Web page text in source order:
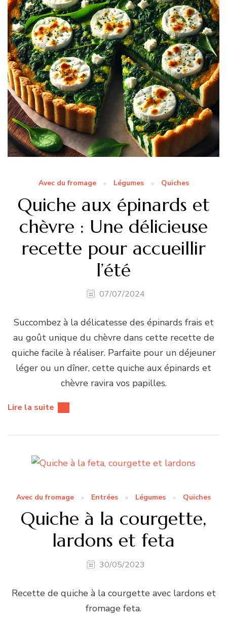
Avec du fromage Légumes Quiches
Quiche aux épinards et
chèvre : Une délicieuse
recette pour accueillir
l’été
07/07/2024
Succombez à la délicatesse des épinards frais et
au goût unique du chèvre dans cette recette de
quiche facile à réaliser. Parfaite pour un déjeuner
léger ou un dîner, cette quiche aux épinards et
chèvre ravira vos papilles.
Lire la suite
Avec du fromage Entrées Légumes Quiches
Quiche à la courgette,
lardons et feta
30/05/2023
Recette de quiche à la courgette avec lardons et
fromage feta.